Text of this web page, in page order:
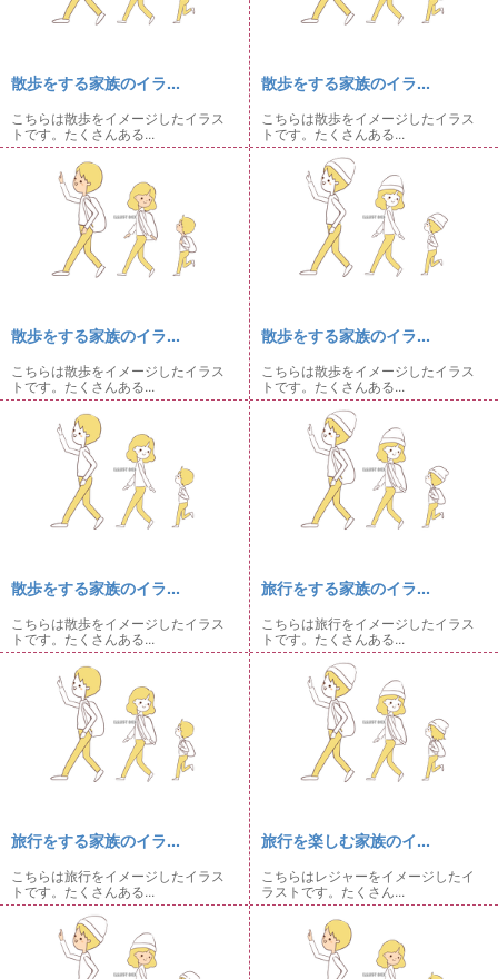
散歩をする家族のイラ...
こちらは散歩をイメージしたイラス
トです。たくさんある...
散歩をする家族のイラ...
こちらは散歩をイメージしたイラス
トです。たくさんある...
散歩をする家族のイラ...
こちらは散歩をイメージしたイラス
トです。たくさんある...
散歩をする家族のイラ...
こちらは散歩をイメージしたイラス
トです。たくさんある...
散歩をする家族のイラ...
こちらは散歩をイメージしたイラス
トです。たくさんある...
旅行をする家族のイラ...
こちらは旅行をイメージしたイラス
トです。たくさんある...
旅行をする家族のイラ...
こちらは旅行をイメージしたイラス
トです。たくさんある...
旅行を楽しむ家族のイ...
こちらはレジャーをイメージしたイ
ラストです。たくさん...